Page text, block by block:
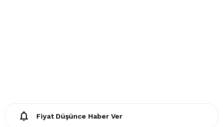
- Tamburlu kurutma yapılmaz.
Fiyat Düşünce Haber Ver